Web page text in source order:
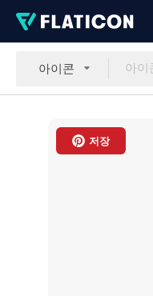
아이콘
저장